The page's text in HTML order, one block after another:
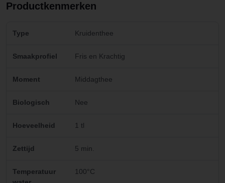
Productkenmerken
Type Kruidenthee
Smaakprofiel Fris en Krachtig
Moment Middagthee
Biologisch Nee
Hoeveelheid 1 tl
Zettijd 5 min.
Temperatuur
100°C